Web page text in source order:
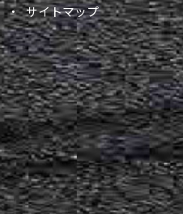
サイトマップ